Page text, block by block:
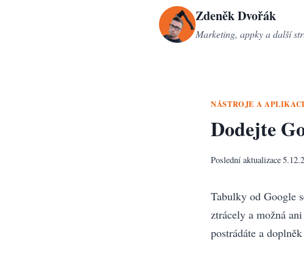
Zdeněk Dvořák
Marketing, appky a další
NÁSTROJE A
Dodejte
Poslední aktualizace
Tabulky od Google
ztrácely a možná
postrádáte a